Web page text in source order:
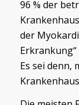
96 % der
der
Es sei denn,